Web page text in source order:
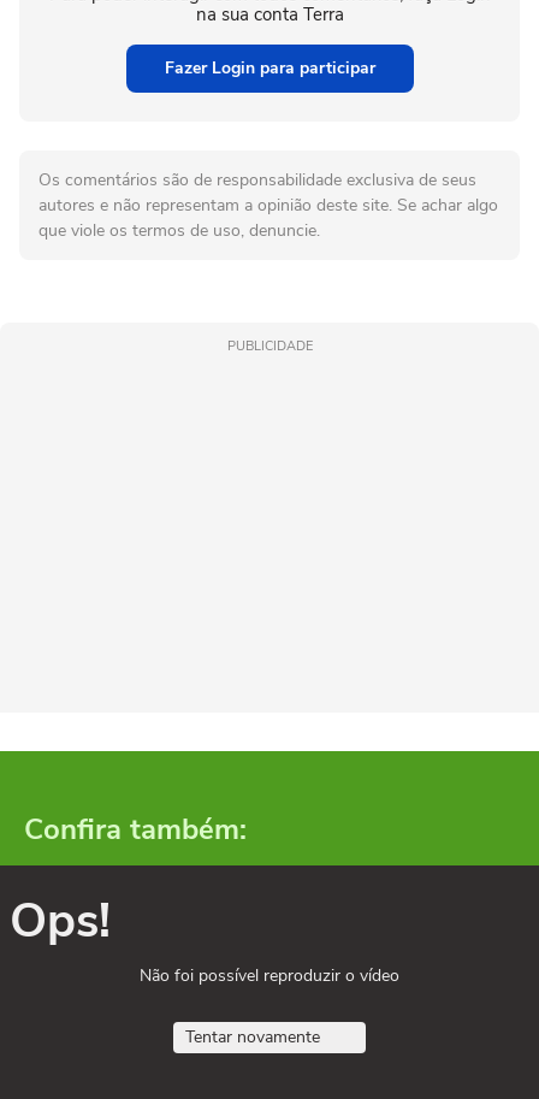
na sua conta Terra
Fazer Login para participar
Os comentários são de responsabilidade exclusiva de seus
autores e não representam a opinião deste site. Se achar algo
que viole os termos de uso, denuncie.
PUBLICIDADE
Confira também:
Ops!
Não foi possível reproduzir o vídeo
Tentar novamente